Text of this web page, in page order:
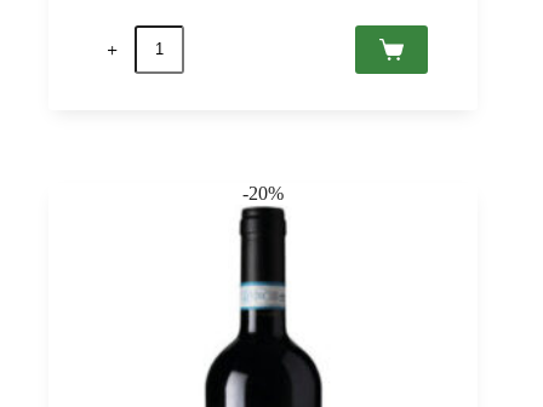
San
Carro
Rosso
-20%